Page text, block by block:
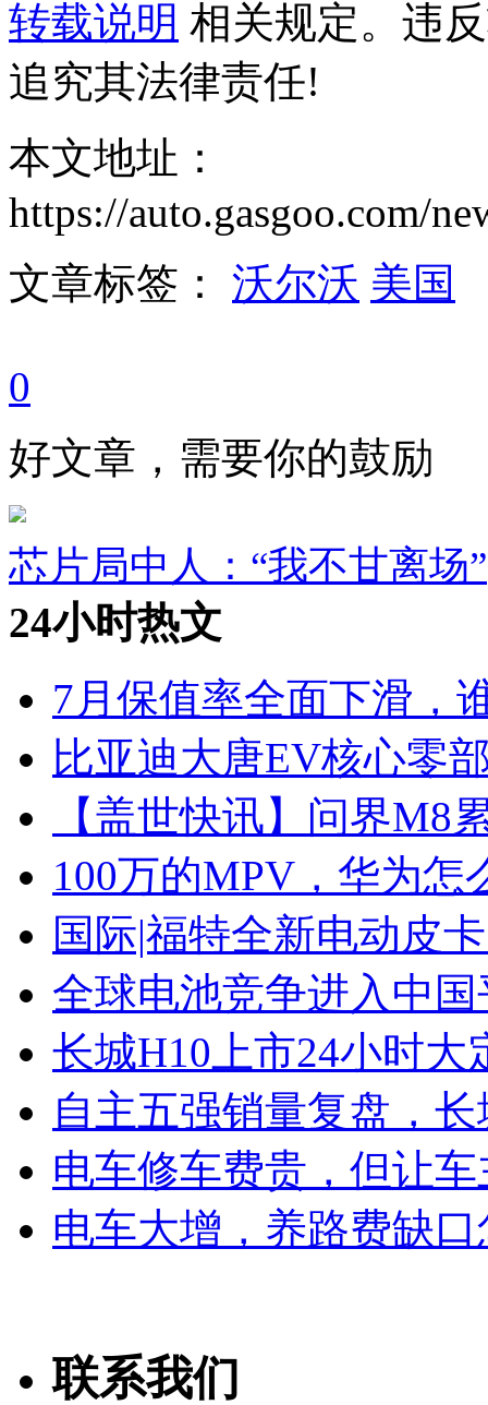
转载说明 相关规定。违
追究其法律责任!
本文地址：
https://auto.gasgoo.com/
文章标签： 沃尔沃 美国
0
好文章，需要你的鼓励
芯片局中人：“我不甘离场”
24小时热文
7月保值率全面下滑，
比亚迪大唐EV核心零
【盖世快讯】问界M8
100万的MPV，华为怎
国际|福特全新电动皮
全球电池竞争进入中
长城H10上市24小时大
自主五强销量复盘，
电车修车费贵，但让
电车大增，养路费缺
联系我们